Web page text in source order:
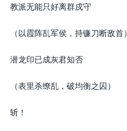
教派无能只好离群戍守
（以霞阵乱军侯，持镰刀断敌首）
潜龙印已成灰君知否
（表里杀缭乱，破均衡之囚）
斩！